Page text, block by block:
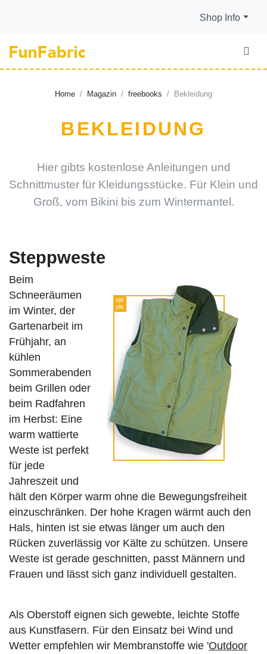
Shop Info
Home Magazin freebooks Bekleidung
BEKLEIDUNG
Hier gibts kostenlose Anleitungen und
Schnittmuster für Kleidungsstücke. Für Klein und
Groß, vom Bikini bis zum Wintermantel.
Steppweste
Beim
Schneeräumen
im Winter, der
Gartenarbeit im
Frühjahr, an
kühlen
Sommerabenden
beim Grillen oder
beim Radfahren
im Herbst: Eine
warm wattierte
Weste ist perfekt
für jede
Jahreszeit und
hält den Körper warm ohne die Bewegungsfreiheit
einzuschränken. Der hohe Kragen wärmt auch den
Hals, hinten ist sie etwas länger um auch den
Rücken zuverlässig vor Kälte zu schützen. Unsere
Weste ist gerade geschnitten, passt Männern und
Frauen und lässt sich ganz individuell gestalten.
Als Oberstoff eignen sich gewebte, leichte Stoffe
aus Kunstfasern. Für den Einsatz bei Wind und
Wetter empfehlen wir Membranstoffe wie 'Outdoor